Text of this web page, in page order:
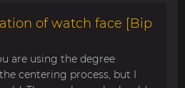
of watch face [Bip
are using the degree
centering process, but I